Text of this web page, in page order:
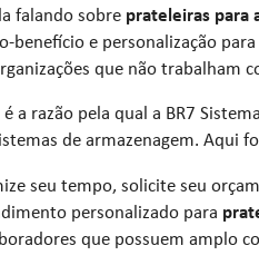
falando sobre prateleiras para
benefício e personalização
que não trabalham
é a razão pela qual a BR7
de armazenagem. Aqui
seu tempo, solicite seu
personalizado para
que possuem amplo